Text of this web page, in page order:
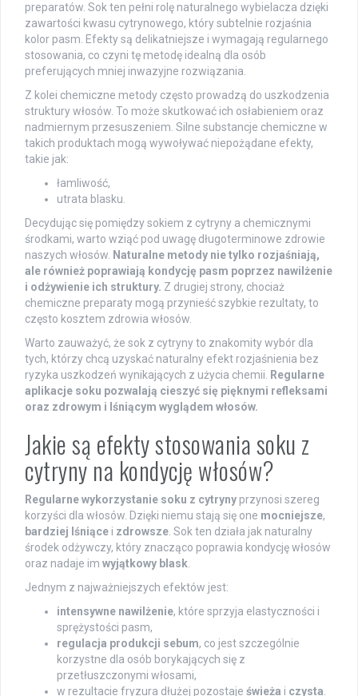
preparatów. Sok ten pełni rolę naturalnego wybielacza dzięki
zawartości kwasu cytrynowego, który subtelnie rozjaśnia
kolor pasm. Efekty są delikatniejsze i wymagają regularnego
stosowania, co czyni tę metodę idealną dla osób
preferujących mniej inwazyjne rozwiązania.
Z kolei chemiczne metody często prowadzą do uszkodzenia
struktury włosów. To może skutkować ich osłabieniem oraz
nadmiernym przesuszeniem. Silne substancje chemiczne w
takich produktach mogą wywoływać niepożądane efekty,
takie jak:
łamliwość,
utrata blasku.
Decydując się pomiędzy sokiem z cytryny a chemicznymi
środkami, warto wziąć pod uwagę długoterminowe zdrowie
naszych włosów. Naturalne metody nie tylko rozjaśniają,
ale również poprawiają kondycję pasm poprzez nawilżenie
i odżywienie ich struktury. Z drugiej strony, chociaż
chemiczne preparaty mogą przynieść szybkie rezultaty, to
często kosztem zdrowia włosów.
Warto zauważyć, że sok z cytryny to znakomity wybór dla
tych, którzy chcą uzyskać naturalny efekt rozjaśnienia bez
ryzyka uszkodzeń wynikających z użycia chemii. Regularne
aplikacje soku pozwalają cieszyć się pięknymi refleksami
oraz zdrowym i lśniącym wyglądem włosów.
Jakie są efekty stosowania soku z
cytryny na kondycję włosów?
Regularne wykorzystanie soku z cytryny przynosi szereg
korzyści dla włosów. Dzięki niemu stają się one mocniejsze,
bardziej lśniące i zdrowsze. Sok ten działa jak naturalny
środek odżywczy, który znacząco poprawia kondycję włosów
oraz nadaje im wyjątkowy blask.
Jednym z najważniejszych efektów jest:
intensywne nawilżenie, które sprzyja elastyczności i
sprężystości pasm,
regulacja produkcji sebum, co jest szczególnie
korzystne dla osób borykających się z
przetłuszczonymi włosami,
w rezultacie fryzura dłużej pozostaje świeża i czysta.